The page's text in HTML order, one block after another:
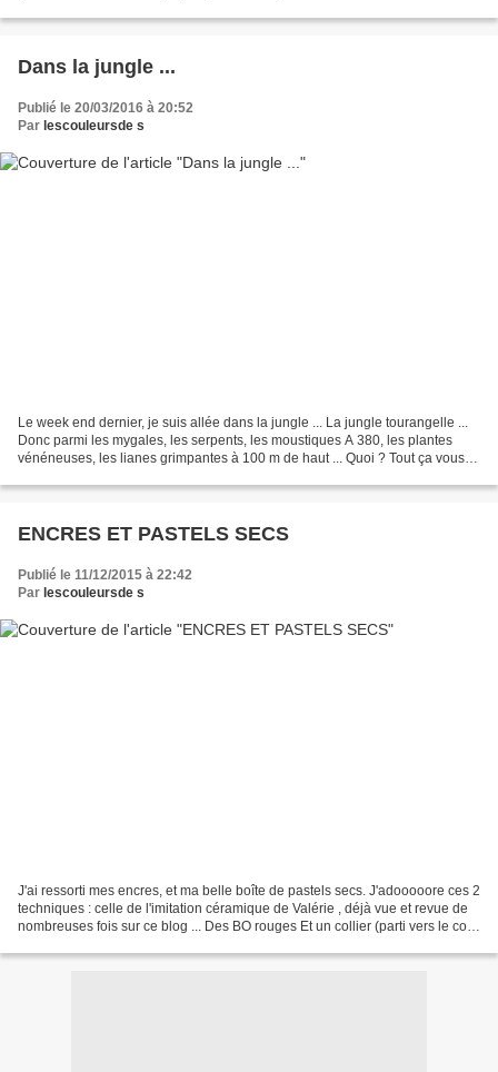
Dans la jungle ...
Publié le 20/03/2016 à 20:52
Par lescouleursde s
Le week end dernier, je suis allée dans la jungle ... La jungle tourangelle ...
Donc parmi les mygales, les serpents, les moustiques A 380, les plantes
vénéneuses, les lianes grimpantes à 100 m de haut ... Quoi ? Tout ça vous
ENCRES ET PASTELS SECS
Publié le 11/12/2015 à 22:42
Par lescouleursde s
J'ai ressorti mes encres, et ma belle boîte de pastels secs. J'adooooore ces 2
techniques : celle de l'imitation céramique de Valérie , déjà vue et revue de
nombreuses fois sur ce blog ... Des BO rouges Et un collier (parti vers le cou